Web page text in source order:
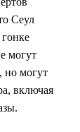
Сеул
могут
но могут
включая